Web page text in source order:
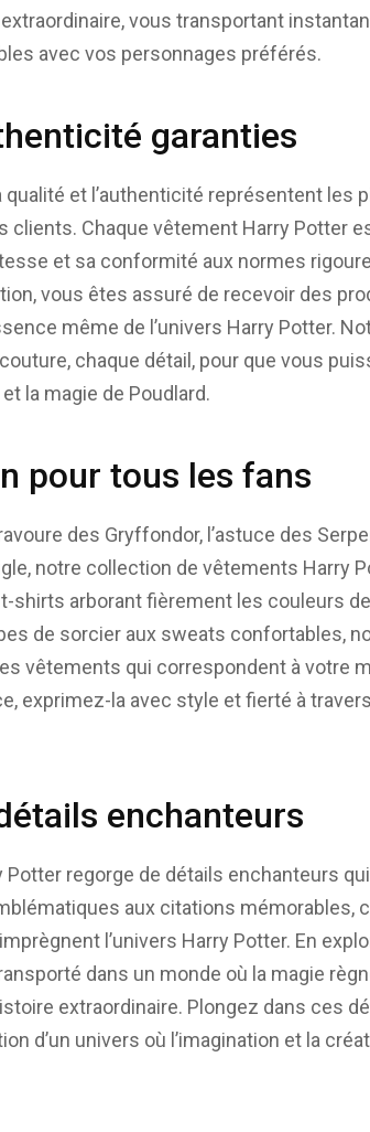
vous transportant
avec vos personnages préférés.
garanties
et l’authenticité représentent les
clients. Chaque vêtement Harry Potter
et sa conformité aux normes
vous êtes assuré de recevoir des
même de l’univers Harry Potter.
chaque détail, pour que vous
la magie de Poudlard.
pour tous les fans
des Gryffondor, l’astuce des
notre collection de vêtements Harry
shirts arborant fièrement les couleurs
de sorcier aux sweats confortables,
vêtements qui correspondent à votre
exprimez-la avec style et fierté à
enchanteurs
Potter regorge de détails enchanteurs
aux citations mémorables,
imprègnent l’univers Harry Potter. En
dans un monde où la magie
extraordinaire. Plongez dans ces
d’un univers où l’imagination et la